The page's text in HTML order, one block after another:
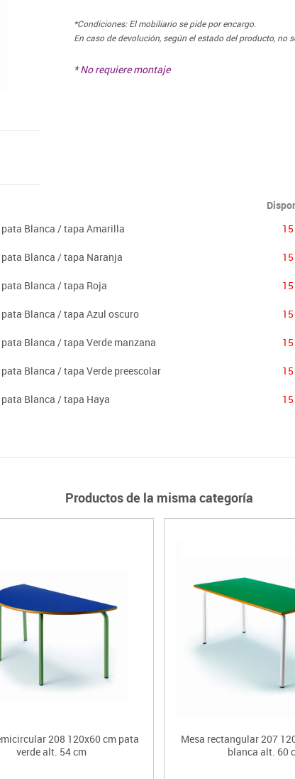
*Condiciones: El mobiliario se pide por encargo.
En caso de devolución, según el estado del producto, no
* No requiere montaje
Blanca / tapa Amarilla
Blanca / tapa Naranja
Blanca / tapa Roja
Blanca / tapa Azul oscuro
Blanca / tapa Verde manzana
Blanca / tapa Verde preescolar
Blanca / tapa Haya
Productos de la misma categoría
208 120x60 cm pata
verde alt. 54 cm
Mesa rectangular 207
blanca alt. 60